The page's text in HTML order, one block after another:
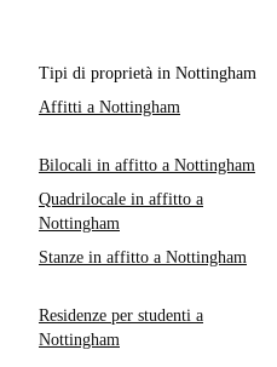
Tipi di proprietà in Nottingham
Affitti a Nottingham
Bilocali in affitto a Nottingham
Quadrilocale in affitto a
Nottingham
Stanze in affitto a Nottingham
Residenze per studenti a
Nottingham